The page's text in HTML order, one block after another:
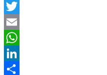
Facebook
Twitter
Email
WhatsApp
LinkedIn